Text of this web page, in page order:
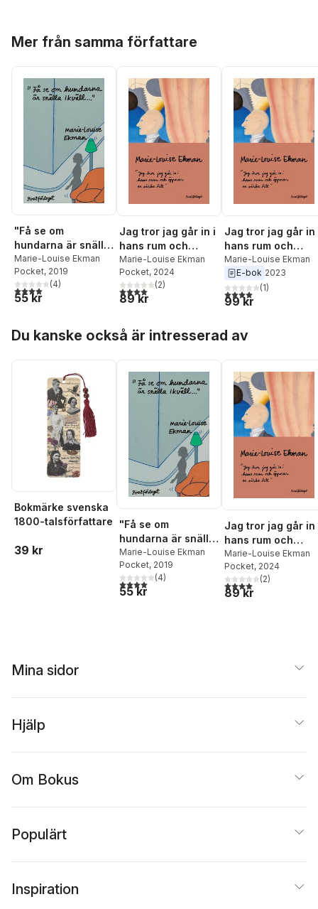
Mer från samma författare
"Få se om
hundarna är snälla
ikväll..."
Marie-Louise Ekman
Pocket, 2019
4,0utav 5 stjärnor. Totalt antal röster:
(4)
55 kr
Jag tror jag går in i
hans rum och
öppnar en väska till
Marie-Louise Ekman
Pocket, 2024
4,0utav 5 stjärnor. Totalt antal röster:
(2)
89 kr
Jag tror jag går in
hans rum och
öppnar en väska
Marie-Louise Ekman
E-bok 2023
4,0utav 5 stjärnor.
(1)
99 kr
Du kanske också är intresserad av
Bokmärke svenska
1800-talsförfattare
39 kr
"Få se om
hundarna är snälla
ikväll..."
Marie-Louise Ekman
Pocket, 2019
4,0utav 5 stjärnor. Totalt antal röster:
(4)
55 kr
Jag tror jag går in
hans rum och
öppnar en väska
Marie-Louise Ekman
Pocket, 2024
4,0utav 5 stjärnor.
(2)
89 kr
Mina sidor
Hjälp
Om Bokus
Populärt
Inspiration